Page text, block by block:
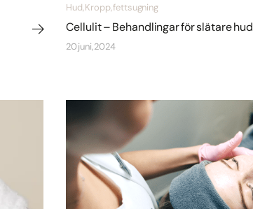
Hud, Kropp, fettsugning
Cellulit – Behandlingar för slätare hud
20 juni, 2024